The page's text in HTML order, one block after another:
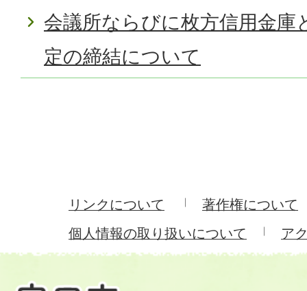
会議所ならびに枚方信用金庫
定の締結について
リンクについて
著作権について
個人情報の取り扱いについて
ア